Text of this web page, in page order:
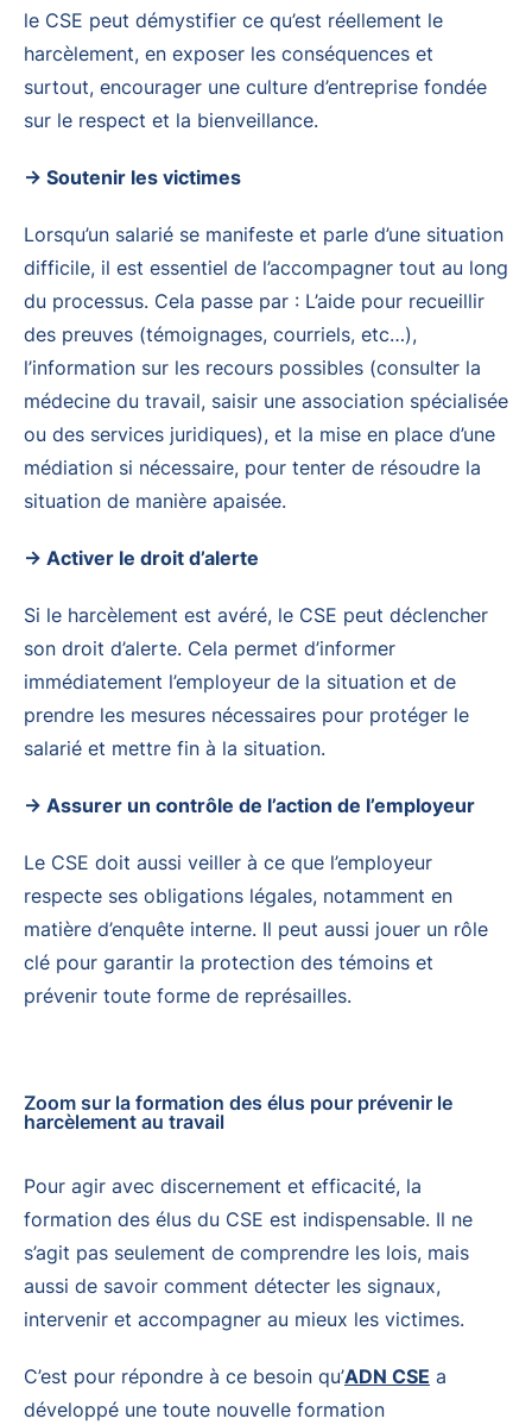
le CSE peut démystifier ce qu’est réellement le
harcèlement, en exposer les conséquences et
surtout, encourager une culture d’entreprise fondée
sur le respect et la bienveillance.
→ Soutenir les victimes
Lorsqu’un salarié se manifeste et parle d’une situation
difficile, il est essentiel de l’accompagner tout au long
du processus. Cela passe par : L’aide pour recueillir
des preuves (témoignages, courriels, etc…),
l’information sur les recours possibles (consulter la
médecine du travail, saisir une association spécialisée
ou des services juridiques), et la mise en place d’une
médiation si nécessaire, pour tenter de résoudre la
situation de manière apaisée.
→ Activer le droit d’alerte
Si le harcèlement est avéré, le CSE peut déclencher
son droit d’alerte. Cela permet d’informer
immédiatement l’employeur de la situation et de
prendre les mesures nécessaires pour protéger le
salarié et mettre fin à la situation.
→ Assurer un contrôle de l’action de l’employeur
Le CSE doit aussi veiller à ce que l’employeur
respecte ses obligations légales, notamment en
matière d’enquête interne. Il peut aussi jouer un rôle
clé pour garantir la protection des témoins et
prévenir toute forme de représailles.
Zoom sur la formation des élus pour prévenir le
harcèlement au travail
Pour agir avec discernement et efficacité, la
formation des élus du CSE est indispensable. Il ne
s’agit pas seulement de comprendre les lois, mais
aussi de savoir comment détecter les signaux,
intervenir et accompagner au mieux les victimes.
C’est pour répondre à ce besoin qu’ADN CSE a
développé une toute nouvelle formation